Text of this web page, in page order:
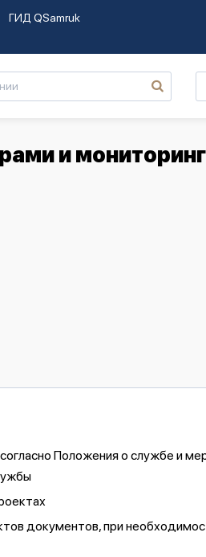
ГИД QSamruk
и
Положения о службе и
документов, при